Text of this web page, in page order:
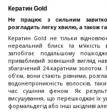
Кератин Gold
Не працює з сильним
розгладить легку хвилю, а також
Кератин Gold не тільки
нереальний блиск та
запобігає подальшому
привабливий зовнішній вигляд
збагачений 24-каратним
об’єм, вони стають рівними,
водонепроникність волосків,
час сушіння феном. Як
висушування, що перешкоджає їх
формальдегід або інші шкідливі